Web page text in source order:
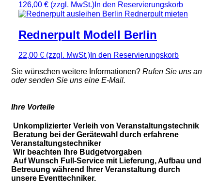
126,00 € (zzgl. MwSt.) In den Reservierungskorb
Rednerpult Modell Berlin
22,00 € (zzgl. MwSt.) In den Reservierungskorb
Sie wünschen weitere Informationen? Rufen Sie uns an
oder senden Sie uns eine E-Mail.
Ihre Vorteile
Unkomplizierter Verleih von Veranstaltungstechnik
Beratung bei der Gerätewahl durch erfahrene
Veranstaltungstechniker
Wir beachten Ihre Budgetvorgaben
Auf Wunsch Full-Service mit Lieferung, Aufbau und
Betreuung während Ihrer Veranstaltung durch
unsere Eventtechniker.